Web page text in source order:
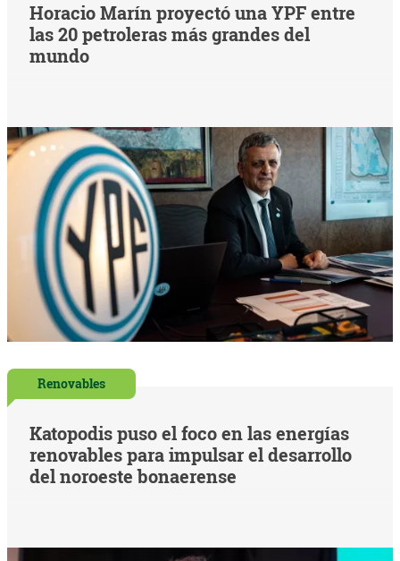
Horacio Marín proyectó una YPF entre
las 20 petroleras más grandes del
mundo
Renovables
Katopodis puso el foco en las energías
renovables para impulsar el desarrollo
del noroeste bonaerense